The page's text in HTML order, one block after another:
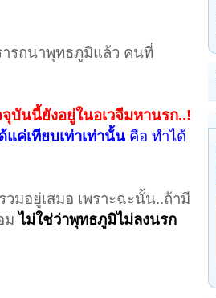
ารถนาพุทธภูมิแล้ว คนที่
บันนี้ยังอยู่ในอเวจีมหานรก..!
แค่เทียบเท่าเท่านั้น คือ ทำได้
มอยู่เสมอ เพราะฉะนั้น..ถ้ามี
ม ไม่ใช่ว่าพุทธภูมิไม่ลงนรก